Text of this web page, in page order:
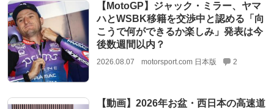
【MotoGP】ジャック・ミラー、ヤマ
ハとWSBK移籍を交渉中と認める「向
こうで何ができるか楽しみ」発表は今
後数週間以内？
2026.08.07 motorsport.com 日本版 2
【動画】2026年お盆・西日本の高速道